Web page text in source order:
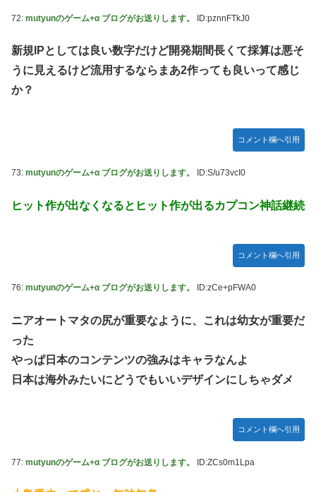
72: mutyunのゲーム+α ブログがお送りします。 ID:pznnFTkJ0
新規IPとしては良い数字だけど開発期間長くて採算は悪そ
うに見えるけど流用するならまあ2作っても良いって感じ
か？
コメント欄へ引用
73: mutyunのゲーム+α ブログがお送りします。 ID:S/u73vcI0
ヒット作が出なくなるとヒット作が出るカプコン神話継続
コメント欄へ引用
76: mutyunのゲーム+α ブログがお送りします。 ID:zCe+pFWA0
ニアオートマタの尻が重要なように、これは幼女が重要だ
った
やっぱ日本のコンテンツの強みはキャラなんよ
日本は海外みたいにどうでもいいデザインにしちゃダメ
コメント欄へ引用
77: mutyunのゲーム+α ブログがお送りします。 ID:ZCs0m1Lpa